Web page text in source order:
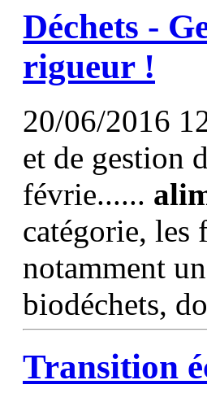
Déchets -
rigueur !
20/06/2016
et de gestion
févrie......
catégorie, les
notamment
biodéchets,
Transition